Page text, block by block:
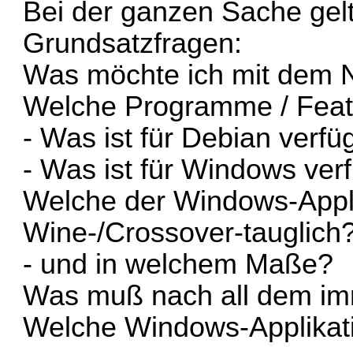
Bei der ganzen Sache
Grundsatzfragen:
Was möchte ich mit dem
Welche Programme /
- Was ist für Debian
- Was ist für Windows
Welche der Windows-
Wine-/Crossover-
- und in welchem Maße?
Was muß nach all dem
Welche Windows-